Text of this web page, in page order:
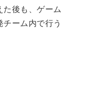
た後も、ゲーム
ーム内で行う